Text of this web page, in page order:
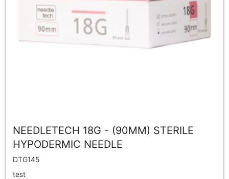
NEEDLETECH 18G - (90MM) STERILE
HYPODERMIC NEEDLE
DTG145
test